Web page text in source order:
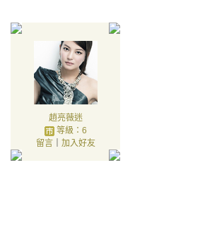
趙亮薇迷
等級：6
留言｜ 加入好友